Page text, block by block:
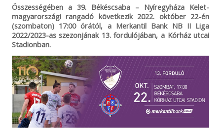
Összességében a 39. Békéscsaba – Nyíregyháza Kelet-
magyarországi rangadó következik 2022. október 22-én
(szombaton) 17:00 órától, a Merkantil Bank NB II Liga
2022/2023-as szezonjának 13. fordulójában, a Kórház utcai
Stadionban.